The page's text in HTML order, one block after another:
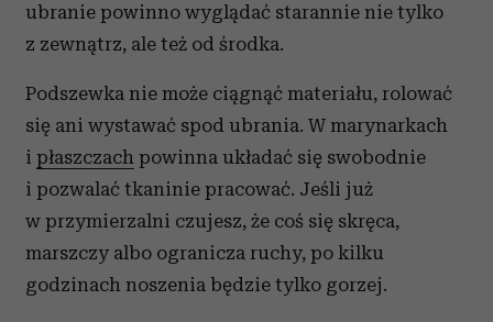
ubranie powinno wyglądać starannie nie tylko
z zewnątrz, ale też od środka.
Podszewka nie może ciągnąć materiału, rolować
się ani wystawać spod ubrania. W marynarkach
i płaszczach powinna układać się swobodnie
i pozwalać tkaninie pracować. Jeśli już
w przymierzalni czujesz, że coś się skręca,
marszczy albo ogranicza ruchy, po kilku
godzinach noszenia będzie tylko gorzej.